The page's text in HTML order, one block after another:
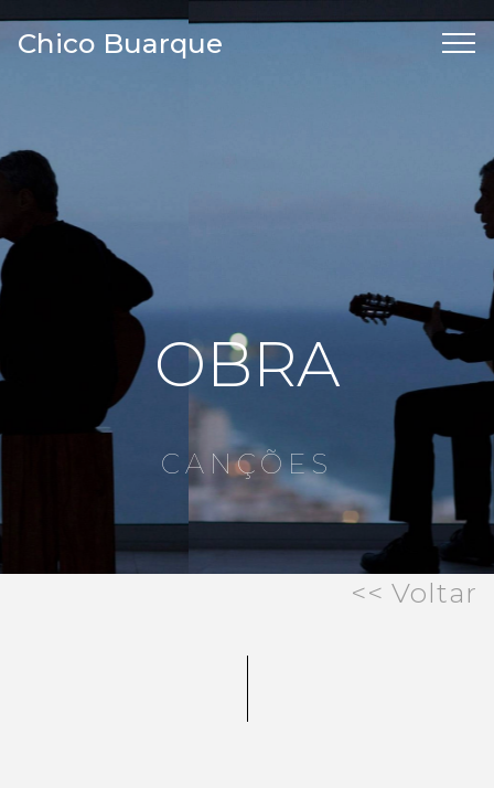
Chico Buarque
OBRA
CANÇÕES
<< Voltar